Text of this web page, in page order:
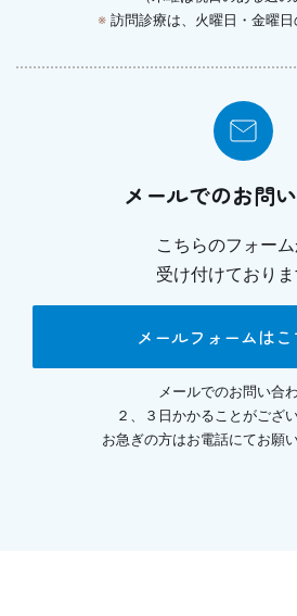
※訪問診療は、火曜日・金曜
メールでのお問
こちらのフォー
受け付けておりま
メールフォームはこ
メールでのお問い合
２、３日かかることがござ
お急ぎの方はお電話にてお願